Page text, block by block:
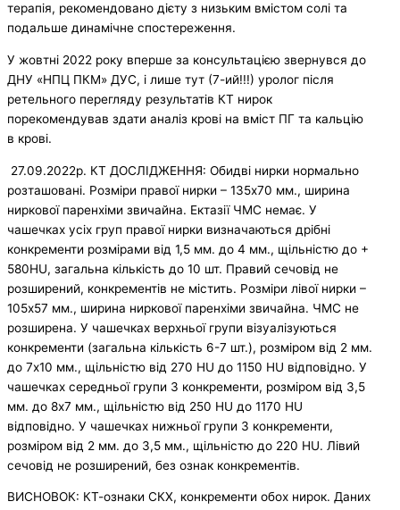
терапія, рекомендовано дієту з низьким вмістом солі та
подальше динамічне спостереження.
У жовтні 2022 року вперше за консультацією звернувся до
ДНУ «НПЦ ПКМ» ДУС, і лише тут (7-ий!!!) уролог після
ретельного перегляду результатів КТ нирок
порекомендував здати аналіз крові на вміст ПГ та кальцію
в крові.
27.09.2022р. КТ ДОСЛІДЖЕННЯ: Обидві нирки нормально
розташовані. Розміри правої нирки – 135х70 мм., ширина
ниркової паренхіми звичайна. Ектазії ЧМС немає. У
чашечках усіх груп правої нирки визначаються дрібні
конкременти розмірами від 1,5 мм. до 4 мм., щільністю до +
580HU, загальна кількість до 10 шт. Правий сечовід не
розширений, конкрементів не містить. Розміри лівої нирки –
105х57 мм., ширина ниркової паренхіми звичайна. ЧМС не
розширена. У чашечках верхньої групи візуалізуються
конкременти (загальна кількість 6-7 шт.), розміром від 2 мм.
до 7х10 мм., щільністю від 270 HU до 1150 HU відповідно. У
чашечках середньої групи 3 конкременти, розміром від 3,5
мм. до 8х7 мм., щільністю від 250 HU до 1170 HU
відповідно. У чашечках нижньої групи 3 конкременти,
розміром від 2 мм. до 3,5 мм., щільністю до 220 HU. Лівий
сечовід не розширений, без ознак конкрементів.
ВИСНОВОК: КТ-ознаки СКХ, конкременти обох нирок. Даних